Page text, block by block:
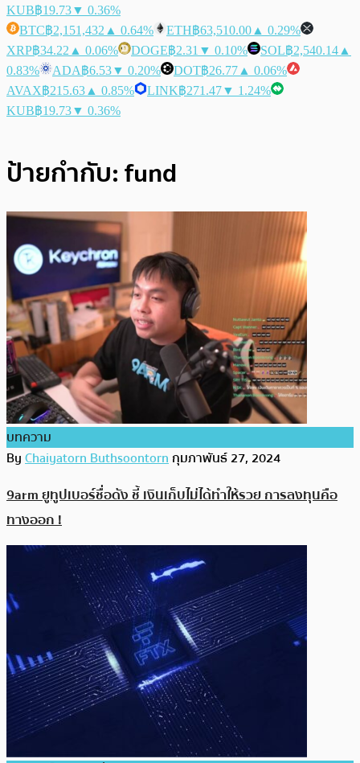
KUB฿19.73▼ 0.36%
BTC฿2,151,432 ▲ 0.64% ETH฿63,510.00 ▲ 0.29%
XRP฿34.22 ▲ 0.06% DOGE฿2.31 ▼ 0.10% SOL฿2,540.14 ▲
0.83%
ADA฿6.53▼ 0.20% DOT฿26.77 ▲ 0.06%
AVAX฿215.63 ▲ 0.85% LINK฿271.47▼ 1.24%
KUB฿19.73▼ 0.36%
ป้ายกำกับ:fund
บทความ
ByChaiyatorn Buthsoontornกุมภาพันธ์ 27, 2024
9arm ยูทูปเบอร์ชื่อดัง ชี้ เงินเก็บไม่ได้ทำให้รวย การลงทุนคือ
ทางออก !